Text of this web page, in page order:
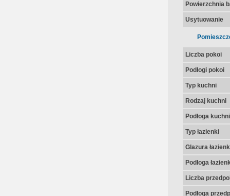
Powierzchnia
Usytuowanie
Liczba pokoi
Podłogi pokoi
Typ kuchni
Rodzaj kuchni
Podłoga kuchni
Typ łazienki
Glazura
Podłoga
Liczba
Podłoga